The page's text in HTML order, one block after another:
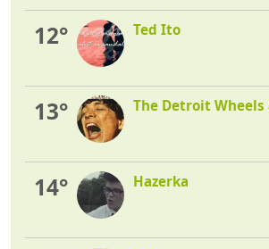
12° Ted Ito
13° The Detroit
14° Hazerka